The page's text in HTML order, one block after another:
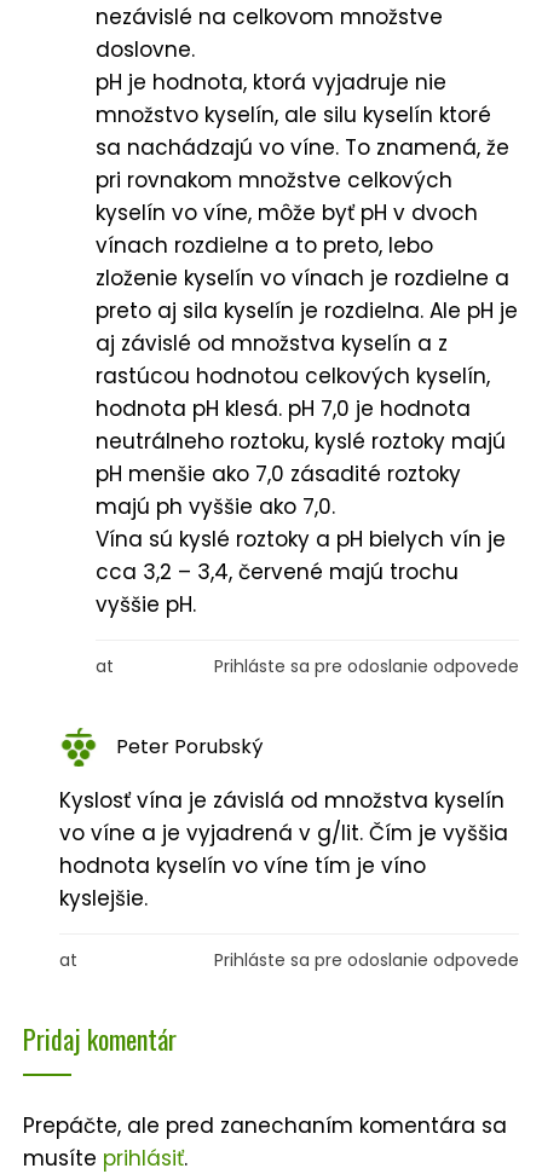
nezávislé na celkovom množstve
doslovne.
pH je hodnota, ktorá vyjadruje nie
množstvo kyselín, ale silu kyselín ktoré
sa nachádzajú vo víne. To znamená, že
pri rovnakom množstve celkových
kyselín vo víne, môže byť pH v dvoch
vínach rozdielne a to preto, lebo
zloženie kyselín vo vínach je rozdielne a
preto aj sila kyselín je rozdielna. Ale pH je
aj závislé od množstva kyselín a z
rastúcou hodnotou celkových kyselín,
hodnota pH klesá. pH 7,0 je hodnota
neutrálneho roztoku, kyslé roztoky majú
pH menšie ako 7,0 zásadité roztoky
majú ph vyššie ako 7,0.
Vína sú kyslé roztoky a pH bielych vín je
cca 3,2 – 3,4, červené majú trochu
vyššie pH.
at Prihláste sa pre odoslanie odpovede
Peter Porubský
Kyslosť vína je závislá od množstva kyselín
vo víne a je vyjadrená v g/lit. Čím je vyššia
hodnota kyselín vo víne tím je víno
kyslejšie.
at Prihláste sa pre odoslanie odpovede
Pridaj komentár
Prepáčte, ale pred zanechaním komentára sa
musíte prihlásiť.